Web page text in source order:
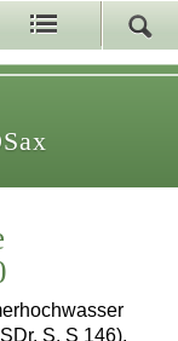
S. S 146),